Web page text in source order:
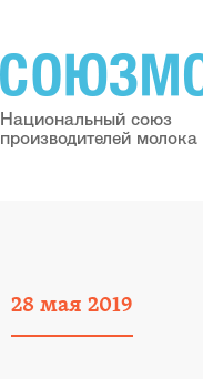
Национальный союз
производителей молока
28 мая 2019